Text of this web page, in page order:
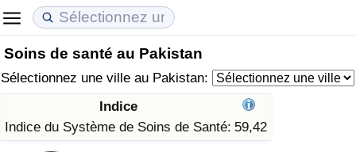
Soins de santé au Pakistan
Sélectionnez une ville au Pakistan:
Indice
Indice du Système de Soins de Santé: 59,42
Coût de la vie
Indice du Coût de la Vie (Actuel)
Indice du Coût de la Vie
Prix de l'immobilier
Indice des Prix de l'immobilier (Actuel)
Indice des Prix de l'immobilier
Qualité de Vie
Indice de Qualité de Vie
Indice de Qualité de Vie (Actuel)